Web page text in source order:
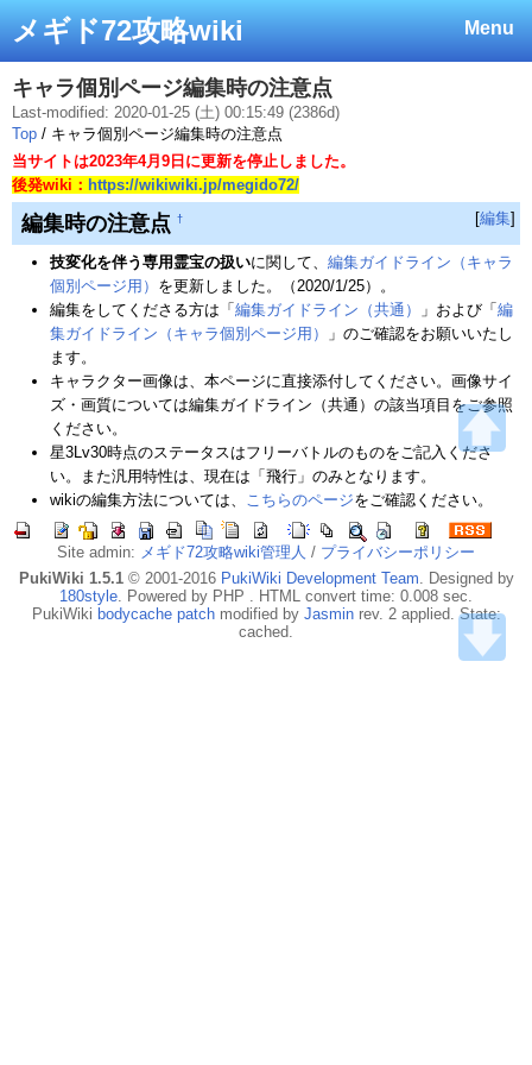
Menu
メギド72攻略wiki
キャラ個別ページ編集時の注意点
Last-modified: 2020-01-25 (土) 00:15:49 (2386d)
Top / キャラ個別ページ編集時の注意点
当サイトは2023年4月9日に更新を停止しました。
後発wiki： https://wikiwiki.jp/megido72/
編集時の注意点 † [編集]
技変化を伴う専用霊宝の扱いに関して、 編集ガイドライン（キャラ
個別ページ用） を更新しました。（2020/1/25）。
編集をしてくださる方は「 編集ガイドライン（共通） 」および「 編
集ガイドライン（キャラ個別ページ用）
」のご確認をお願いいたし
ます。
キャラクター画像は、本ページに直接添付してください。画像サイ
ズ・画質については編集ガイドライン（共通）の該当項目をご参照
ください。
星3Lv30時点のステータスはフリーバトルのものをご記入くださ
い。また汎用特性は、現在は「飛行」のみとなります。
wikiの編集方法については、 こちらのページをご確認ください。
Site admin: メギド72攻略wiki管理人 / プライバシーポリシー
PukiWiki 1.5.1© 2001-2016 PukiWiki Development Team. Designed by
180style. Powered by PHP . HTML convert time: 0.008 sec.
PukiWiki bodycache patchmodified by Jasminrev. 2 applied. State:
cached.